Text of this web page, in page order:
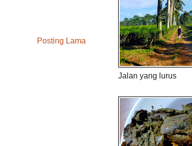
Posting Lama
Jalan yang lurus